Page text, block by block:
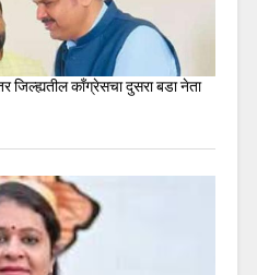
जिल्ह्यतील कॉंग्रेसचा दुसरा बडा नेता